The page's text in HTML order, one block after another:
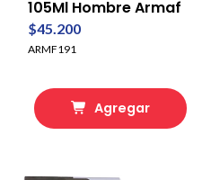
105Ml Hombre Armaf
$45.200
ARMF191
Agregar